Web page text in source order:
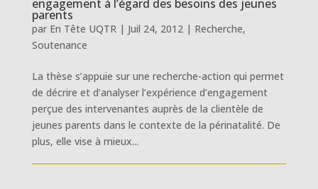
engagement à l’égard des besoins des jeunes
parents
par En Tête UQTR| Juil 24, 2012| Recherche,
Soutenance
La thèse s’appuie sur une recherche-action qui permet
de décrire et d’analyser l’expérience d’engagement
perçue des intervenantes auprès de la clientèle de
jeunes parents dans le contexte de la périnatalité. De
plus, elle vise à mieux...